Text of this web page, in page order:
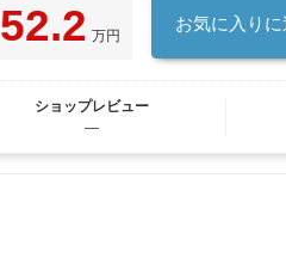
52.2 万円
お気に入りに
ショップレビュー
―